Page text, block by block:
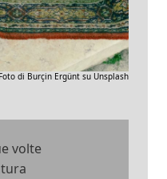
Foto di Burçin Ergünt su Unsplash
volte